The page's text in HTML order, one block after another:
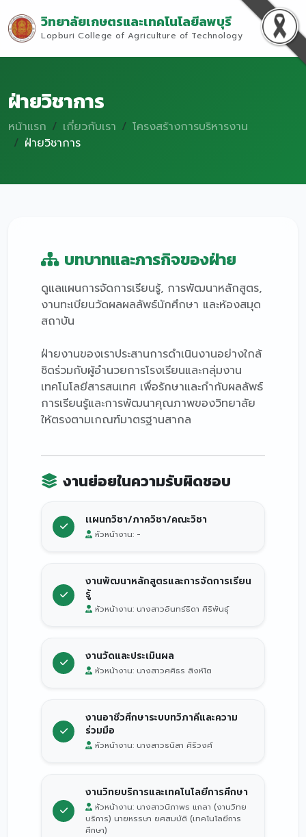
วิทยาลัยเกษตรและเทคโนโลยีลพบุรี
Lopburi College of Agriculture of Technology
ฝ่ายวิชาการ
หน้าแรก เกี่ยวกับเรา
โครงสร้างการบริหารงาน
ฝ่ายวิชาการ
บทบาทและภารกิจของฝ่าย
ดูแลแผนการจัดการเรียนรู้, การพัฒนาหลักสูตร,
งานทะเบียนวัดผลผลลัพธ์นักศึกษา และห้องสมุด
สถาบัน
ฝ่ายงานของเราประสานการดำเนินงานอย่างใกล้
ชิดร่วมกับผู้อำนวยการโรงเรียนและกลุ่มงาน
เทคโนโลยีสารสนเทศ เพื่อรักษาและกำกับผลลัพธ์
การเรียนรู้และการพัฒนาคุณภาพของวิทยาลัย
ให้ตรงตามเกณฑ์มาตรฐานสากล
งานย่อยในความรับผิดชอบ
เเผนกวิชา/ภาควิชา/คณะวิชา
หัวหน้างาน: -
งานพัฒนาหลักสูตรและการจัดการเรียน
รู้
หัวหน้างาน: นางสาวอินทร์ธิดา ศิริพันธ์ุ
งานวัดและประเมินผล
หัวหน้างาน: นางสาวศศิธร สิงห์โต
งานอาชีวศึกษาระบบทวิภาคีและความ
ร่วมมือ
หัวหน้างาน: นางสาวธนิสา ศิริวงศ์
งานวิทยบริการและเทคโนโลยีการศึกษา
หัวหน้างาน: นางสาวนิภาพร แกลา (งานวิทย
บริการ) นายหรรษา ยศสมบัติ (เทคโนโลยีการ
ศึกษา)